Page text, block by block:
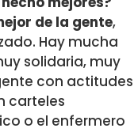
de la gente,
Hay mucha
solidaria, muy
con actitudes
carteles
o el enfermero